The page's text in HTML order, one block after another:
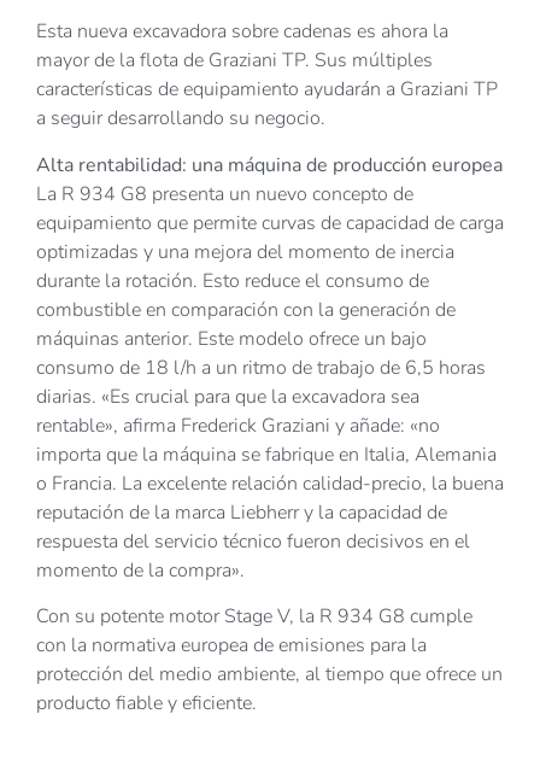
Esta nueva excavadora sobre cadenas es ahora la
mayor de la flota de Graziani TP. Sus múltiples
características de equipamiento ayudarán a Graziani TP
a seguir desarrollando su negocio.
Alta rentabilidad: una máquina de producción europea
La R 934 G8 presenta un nuevo concepto de
equipamiento que permite curvas de capacidad de carga
optimizadas y una mejora del momento de inercia
durante la rotación. Esto reduce el consumo de
combustible en comparación con la generación de
máquinas anterior. Este modelo ofrece un bajo
consumo de 18 l/h a un ritmo de trabajo de 6,5 horas
diarias. «Es crucial para que la excavadora sea
rentable», afirma Frederick Graziani y añade: «no
importa que la máquina se fabrique en Italia, Alemania
o Francia. La excelente relación calidad-precio, la buena
reputación de la marca Liebherr y la capacidad de
respuesta del servicio técnico fueron decisivos en el
momento de la compra».
Con su potente motor Stage V, la R 934 G8 cumple
con la normativa europea de emisiones para la
protección del medio ambiente, al tiempo que ofrece un
producto fiable y eficiente.